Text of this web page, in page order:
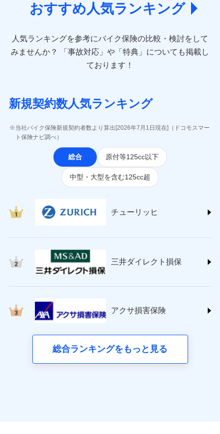
(https://www.aioinissaydowa.co.jp/)
アクサ損害保険株式会社 (https://www.axa-
アニコム損害保険株式会社 (https://www.anicom-
sompo.co.jp/)
東京海上ダイレクト損害保険株式会社
(https://www.e-design.net/)
ＳＢＩ損害保険株式会社
ジェイアイ傷害火災保険株式会社
(https://www.jihoken.co.jp/)
ソニー損害保険株式会社
(https://www.sonysonpo.co.jp/)
損害保険ジャパン株式会社 (https://www.sompo-
japan.co.jp/)
ＳＯＭＰＯダイレクト損害保険株式会社
チューリッヒ保険会社 (https://www.zurich.co.jp/)
(https://www.nisshinfire.co.jp/)
ペット＆ファミリー損害保険株式会社
(https://www.petfamilyins.co.jp/)
三井住友海上火災保険株式会社 (https://www.ms-
三井ダイレクト損害保険株式会社
(https://www.mitsui-direct.co.jp/)
アクサ生命保険株式会社
（https://www.axa.co.jp/）
おすすめ人気ランキング
人気ランキングを参考にバイク保険の比較・検討をして
みませんか？
「事故対応」や「特典」についても掲載し
ております！
新規契約数人気ランキング
当社バイク保険新規契約者数より算出[2026年7月1日現在]（ドコモスマー
ト保険ナビ調べ）
総合 原付等125cc以下
中型・大型を含む125cc超
チューリッヒ
三井ダイレクト損保
アクサ損害保険
総合ランキングをもっと見る